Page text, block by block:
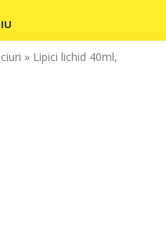
» Lipici lichid 40ml,